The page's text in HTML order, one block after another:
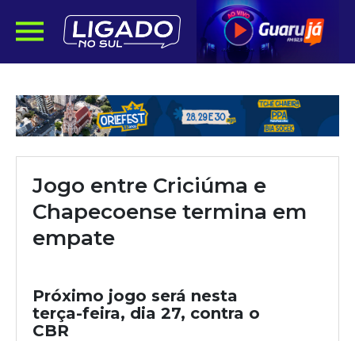
Jogo entre Criciúma e
Chapecoense termina em
empate
Próximo jogo será nesta
terça-feira, dia 27, contra o
CBR